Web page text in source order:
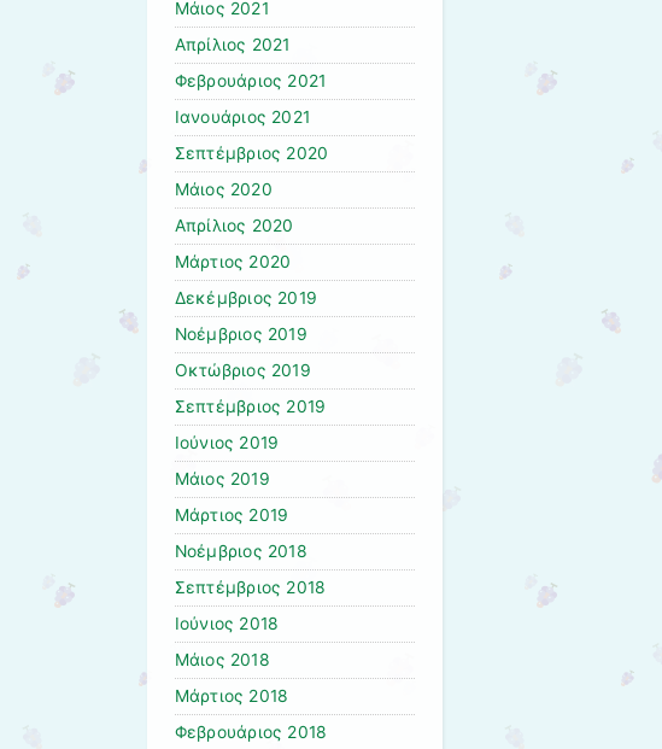
Μάιος 2021
Απρίλιος 2021
Φεβρουάριος 2021
Ιανουάριος 2021
Σεπτέμβριος 2020
Μάιος 2020
Απρίλιος 2020
Μάρτιος 2020
Δεκέμβριος 2019
Νοέμβριος 2019
Οκτώβριος 2019
Σεπτέμβριος 2019
Ιούνιος 2019
Μάιος 2019
Μάρτιος 2019
Νοέμβριος 2018
Σεπτέμβριος 2018
Ιούνιος 2018
Μάιος 2018
Μάρτιος 2018
Φεβρουάριος 2018